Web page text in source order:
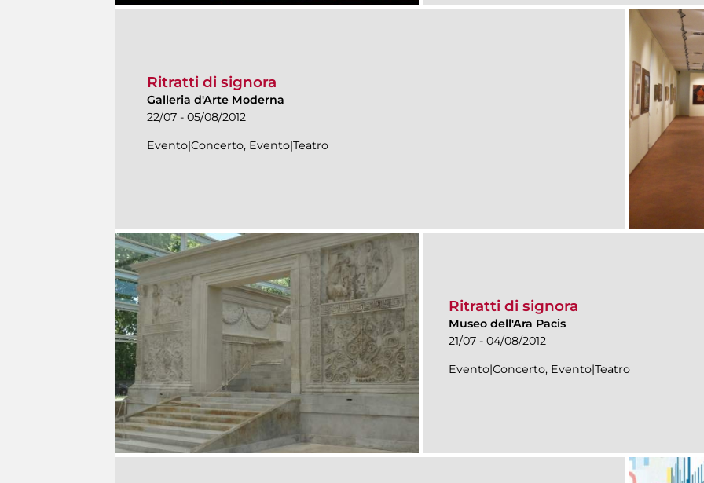
Ritratti di signora
Galleria d'Arte Moderna
22/07 - 05/08/2012
Evento|Concerto, Evento|Teatro
Ritratti di signora
Museo dell'Ara Pacis
21/07 - 04/08/2012
Evento|Concerto, Evento|Teatro